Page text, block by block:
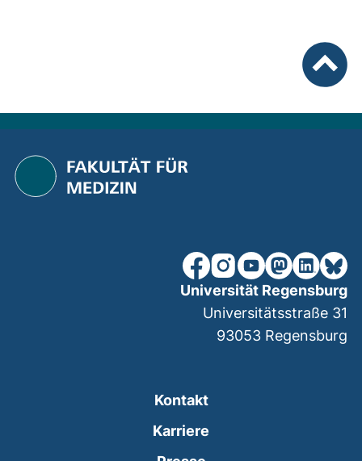
unsere Facebook-Seite
unsere Instagram-
unsere YouTube-
unsereunsere
Kontakt
Karriere
Universität Regensburg
Universitätsstraße 31
93053 Regensburg